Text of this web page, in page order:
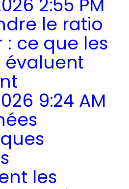
2:55 PM
le ratio
ce que les
9:24 AM
les